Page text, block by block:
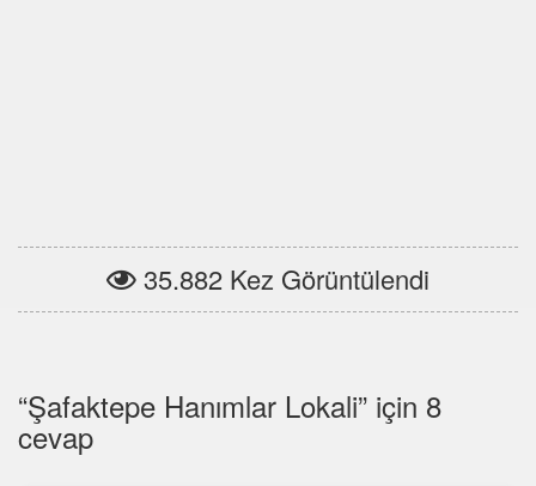
35.882 Kez Görüntülendi
“Şafaktepe Hanımlar Lokali” için 8
cevap